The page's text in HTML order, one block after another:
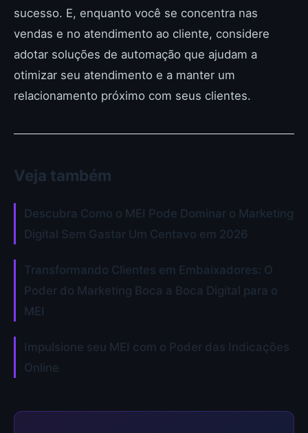
sucesso. E, enquanto você se concentra nas
vendas e no atendimento ao cliente, considere
adotar soluções de automação que ajudam a
otimizar seu atendimento e a manter um
relacionamento próximo com seus clientes.
Veja também
Descubra Como o MEI Pode Dominar o Marketing
Digital Sem Gastar Um Centavo em 2026
Transformando Clientes em Embaixadores: O
Poder do Marketing Boca a Boca Digital para o
MEI
Impulsione seu MEI com o Poder das Indicações
Online